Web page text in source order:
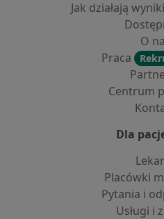
Jak działają
O
Praca
Centrum
Dla
Placówki
Pytania i
Usługi i